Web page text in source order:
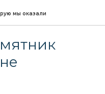
мы оказали